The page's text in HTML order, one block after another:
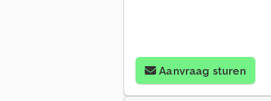
Aanvraag sturen